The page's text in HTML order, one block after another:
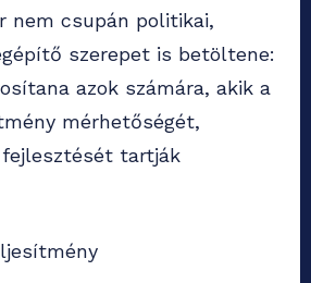
nem csupán politikai,
szerepet is betöltene:
azok számára, akik a
mérhetőségét,
tartják